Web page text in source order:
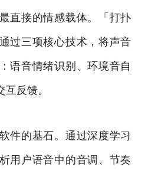
直接的情感载体。「打扑
过三项核心技术，将声音
语音情绪识别、环境音自
反馈。
件的基石。通过深度学习
用户语音中的音调、节奏